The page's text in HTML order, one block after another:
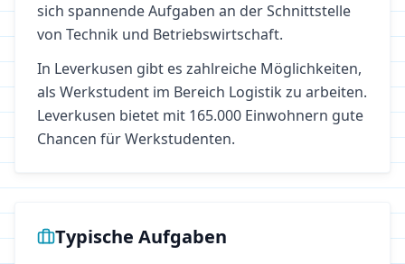
sich spannende Aufgaben an der Schnittstelle
von Technik und Betriebswirtschaft.
In Leverkusen gibt es zahlreiche Möglichkeiten,
als Werkstudent im Bereich Logistik zu arbeiten.
Leverkusen bietet mit 165.000 Einwohnern gute
Chancen für Werkstudenten.
Typische Aufgaben